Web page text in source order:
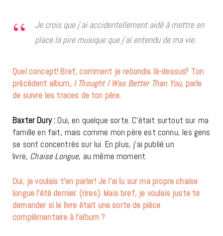
Je crois que j’ai accidentellement aidé à mettre en
place la pire musique que j’ai entendu de ma vie.
Quel concept! Bref, comment je rebondis là-dessus? Ton
précédent album, I Thought I Was Better Than You, parle
de suivre les traces de ton père.
Baxter Dury : Oui, en quelque sorte. C’était surtout sur ma
famille en fait, mais comme mon père est connu, les gens
se sont concentrés sur lui. En plus, j’ai publié un
livre, Chaise Longue, au même moment.
Oui, je voulais t’en parler! Je l’ai lu sur ma propre chaise
longue l’été dernier. (rires). Mais bref, je voulais juste te
demander si le livre était une sorte de pièce
complémentaire à l’album ?